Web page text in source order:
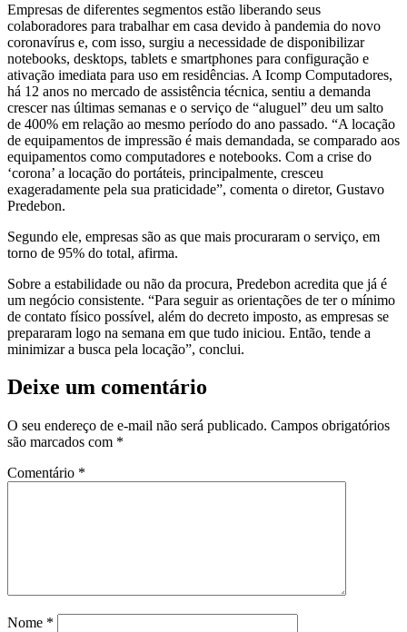
Empresas de diferentes segmentos estão liberando seus
colaboradores para trabalhar em casa devido à pandemia do novo
coronavírus e, com isso, surgiu a necessidade de disponibilizar
notebooks, desktops, tablets e smartphones para configuração e
ativação imediata para uso em residências. A Icomp Computadores,
há 12 anos no mercado de assistência técnica, sentiu a demanda
crescer nas últimas semanas e o serviço de “aluguel” deu um salto
de 400% em relação ao mesmo período do ano passado. “A locação
de equipamentos de impressão é mais demandada, se comparado aos
equipamentos como computadores e notebooks. Com a crise do
‘corona’ a locação do portáteis, principalmente, cresceu
exageradamente pela sua praticidade”, comenta o diretor, Gustavo
Predebon.
Segundo ele, empresas são as que mais procuraram o serviço, em
torno de 95% do total, afirma.
Sobre a estabilidade ou não da procura, Predebon acredita que já é
um negócio consistente. “Para seguir as orientações de ter o mínimo
de contato físico possível, além do decreto imposto, as empresas se
prepararam logo na semana em que tudo iniciou. Então, tende a
minimizar a busca pela locação”, conclui.
Deixe um comentário
O seu endereço de e-mail não será publicado. Campos obrigatórios
são marcados com *
Comentário *
Nome *